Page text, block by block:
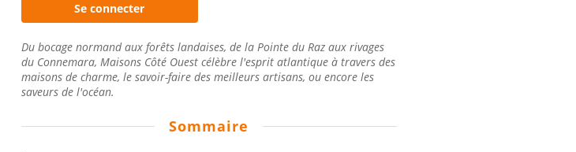
Se connecter
Du bocage normand aux forêts landaises, de la Pointe du Raz aux rivages
du Connemara, Maisons Côté Ouest célèbre l'esprit atlantique à travers des
maisons de charme, le savoir-faire des meilleurs artisans, ou encore les
saveurs de l'océan.
Sommaire